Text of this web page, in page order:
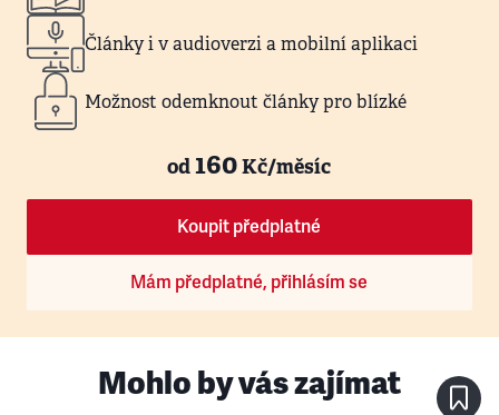
Články i v audioverzi a mobilní aplikaci
Možnost odemknout články pro blízké
od160Kč/měsíc
Koupit předplatné
Mám předplatné, přihlásím se
Mohlo by vás zajímat